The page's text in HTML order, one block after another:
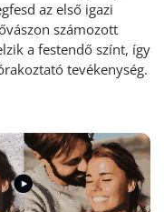
az első igazi
számozott
a festendő színt, így
tevékenység.